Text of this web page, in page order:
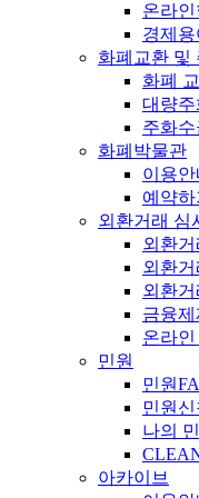
온라인
경제용
화폐교환 및
화폐
대량주
주화
화폐박물관
이용안
예약하
외환거래 심
외환
외환
외환거
금융
온라
민원
민원
민원신
나의
아카이브